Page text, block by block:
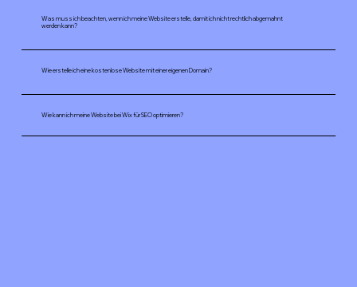
Was muss ich beachten, wenn ich meine Website erstelle, damit ich nicht rechtlich abgemahnt
werden kann?
Wie erstelle ich eine kostenlose Website mit einer eigenen Domain?
Wie kann ich meine Website bei Wix für SEO optimieren?